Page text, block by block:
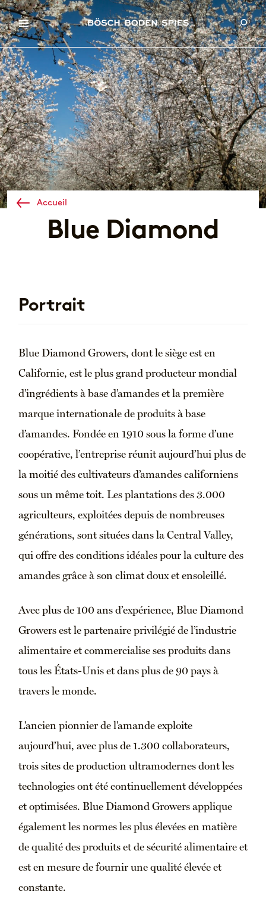
Accueil
Blue Diamond
Portrait
Blue Diamond Growers, dont le siège est en
Californie, est le plus grand producteur mondial
d’ingrédients à base d’amandes et la première
marque internationale de produits à base
d’amandes. Fondée en 1910 sous la forme d’une
coopérative, l’entreprise réunit aujourd’hui plus de
la moitié des cultivateurs d’amandes californiens
sous un même toit. Les plantations des 3.000
agriculteurs, exploitées depuis de nombreuses
générations, sont situées dans la Central Valley,
qui offre des conditions idéales pour la culture des
amandes grâce à son climat doux et ensoleillé.
Avec plus de 100 ans d’expérience, Blue Diamond
Growers est le partenaire privilégié de l’industrie
alimentaire et commercialise ses produits dans
tous les États-Unis et dans plus de 90 pays à
travers le monde.
L’ancien pionnier de l’amande exploite
aujourd’hui, avec plus de 1.300 collaborateurs,
trois sites de production ultramodernes dont les
technologies ont été continuellement développées
et optimisées. Blue Diamond Growers applique
également les normes les plus élevées en matière
de qualité des produits et de sécurité alimentaire et
est en mesure de fournir une qualité élevée et
constante.